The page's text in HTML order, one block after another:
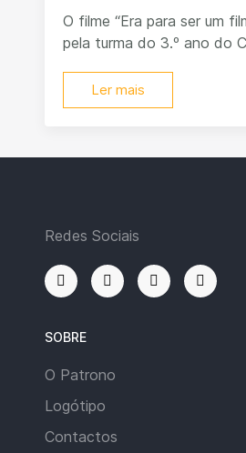
O filme “Era para ser um
pela turma do 3.º ano do
Ler mais
Redes Sociais
SOBRE
O Patrono
Logótipo
Contactos